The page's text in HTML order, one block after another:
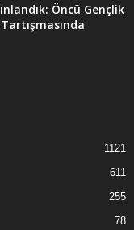
Öncü Gençlik
1121
611
255
78